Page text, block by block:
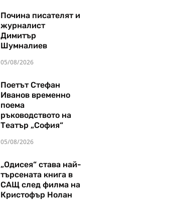
Почина писателят и
журналист
Димитър
Шумналиев
05/08/2026
Поетът Стефан
Иванов временно
поема
ръководството на
Театър „София“
05/08/2026
„Одисея“ става най-
търсената книга в
САЩ след филма на
Кристофър Нолан